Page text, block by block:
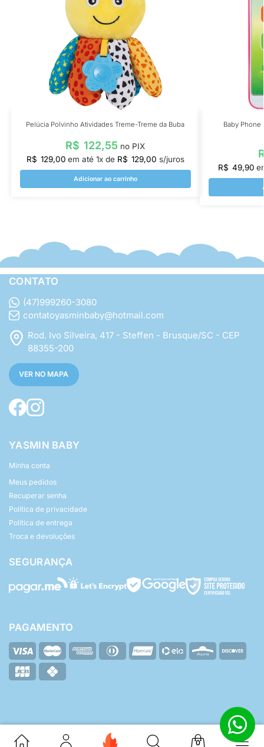
Pelúcia Polvinho Atividades Treme-Treme da Buba
R$ 122,55 no PIX
R$ 129,00 em até 1x de R$ 129,00 s/juros
Adicionar ao carrinho
Baby Phone
R$ 49,90
CONTATO
(47)999260-3080
contatoyasminbaby@hotmail.com
Rod. Ivo Silveira, 417 - Steffen - Brusque/SC - CEP
88355-200
VER NO MAPA
YASMIN BABY
Minha conta
Meus pedidos
Recuperar senha
Política de privacidade
Política de entrega
Troca e devoluções
SEGURANÇA
PAGAMENTO
© Yasmin Baby - Todos os direitos reservados.
Desenvolvido por: ZHF Mídia Digital
0